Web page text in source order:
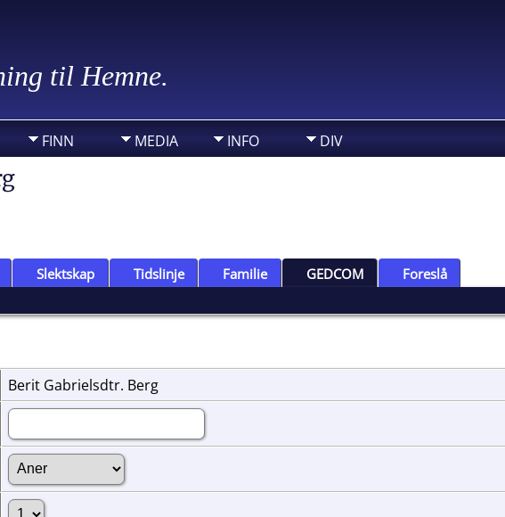
til Hemne.
FINN MEDIA INFO DIV
Slektskap Tidslinje Familie GEDCOM Foreslå
Berit Gabrielsdtr. Berg